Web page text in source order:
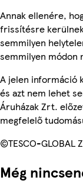
Annak ellenére,
frissítésre
semmilyen
semmilyen módon
A jelen információ
és azt nem lehet
Áruházak Zrt.
megfelelő
©TESCO-GLOBAL
Még